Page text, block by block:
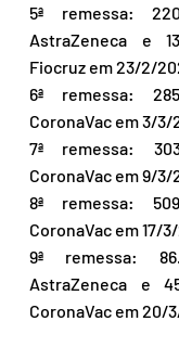
5ª remessa:
AstraZeneca e
Fiocruz em 23/2/
6ª remessa:
CoronaVac em 3/3/
7ª remessa:
CoronaVac em 9/3/
8ª remessa:
CoronaVac em 17/
9ª remessa:
AstraZeneca e
CoronaVac em 20/